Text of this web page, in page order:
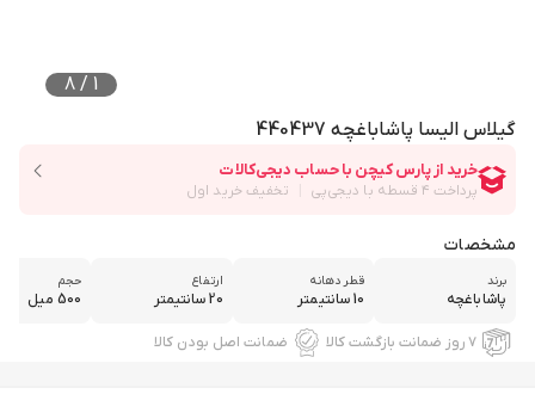
1
/
8
گیلاس الیسا پاشاباغچه 440437
مشخصات
برند
پاشاباغچه
قطر دهانه
10 سانتیمتر
ارتفاع
20 سانتیمتر
حجم
500 میل
۷ روز ضمانت بازگشت کالا ضمانت اصل بودن کالا